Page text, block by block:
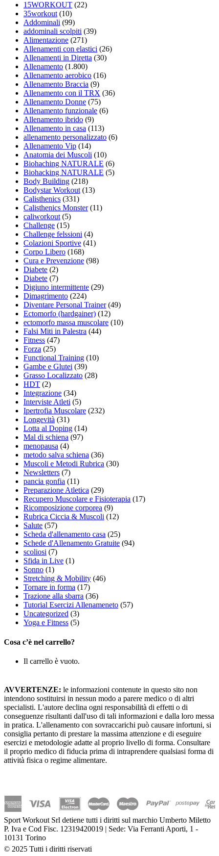
15WORKOUT (22)
35workout (10)
Addominali (99)
addominali scolpiti (39)
Alimentazione (271)
Allenamenti con elastici (26)
Allenamenti in Diretta (30)
Allenamento (1.800)
Allenamento aerobico (16)
Allenamento Braccia (9)
Allenamento con il TRX (36)
Allenamento Donne (75)
Allenamento funzionale (6)
Allenamento ibrido (9)
Allenamento in casa (113)
allenamento personalizzato (6)
Allenamento Vip (14)
Anatomia dei Muscoli (10)
Biohaching NATURALE (6)
Biohacking NATURALE (5)
Body Building (218)
Bodystar Workout (13)
Calisthenics (331)
Calisthenics Monster(11)
caliworkout (5)
Challenge (15)
Challenge felssioni (4)
Colazioni Sportive (41)
Corpo Libero (168)
Cura e Prevenzione (98)
Diabete (2)
Diabete (7)
Digiuno intermittente (29)
Dimagrimento (224)
Diventare Personal Trainer(49)
Ectomorfo (hardgainer) (12)
ectomorfo massa muscolare (10)
Falsi Miti in Palestra (44)
Fitness (47)
Forza (25)
Functional Training (10)
Gambe e Glutei (39)
Grasso Localizzato (28)
HDT (2)
Integrazione (34)
Interviste Atleti (5)
Ipertrofia Muscolare (232)
Longevità (31)
Lotta al Doping (14)
Mal di schiena (97)
menopausa (4)
metodo salva schiena (36)
Muscoli e Metodi Rubrica (30)
Newsletters (7)
pancia gonfia (11)
Preparazione Atletica (29)
Recupero Muscolare e Fisioterapia (17)
Ricomposizione corporea (9)
Rubrica Ciccia & Muscoli (12)
Salute (57)
Scheda d'allenamento casa (25)
Schede d'Allenamento Gratuite (94)
scoliosi (7)
Sfida in Live (1)
Sonno (1)
Stretching & Mobility (46)
Tornare in forma (17)
Trazione alla sbarra (36)
Tutorial Esercizi Allenameneto (57)
Uncategorized (3)
Yoga e Fitness (5)
Cosa c’è nel carrello?
Il carrello è vuoto.
AVVERTENZE: le informazioni contenute in questo sito non
intendono sostituirsi in nessun modo a parere medico o di altri
specialisti. L'autore declina ogni responsabilità di effetti o di
conseguenze risultanti dall'uso di tali informazioni e dalla loro messa
in pratica. L'allenamento con sovraccarichi può causare infortuni, si
consiglia pertanto di prestare la massima attenzione e di eseguire
esercizi e metodologie adatte al proprio livello di forma. Consultare
il proprio medico di fiducia prima di intraprendere qualsiasi forma di
attività fisica o regime alimentare.
Sport Workout Srl detiene tutti i diritti sul marchio Umberto Miletto
P. Iva e Cod Fisc. 12319420019 | Sede: Via Ferranti Aporti, 1 -
10131 Torino
© 2025 Tutti i diritti riservati